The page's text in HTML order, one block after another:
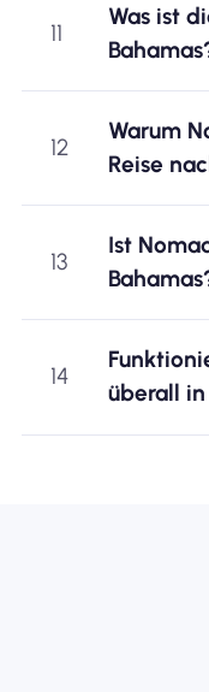
11
Was ist
12
Warum
Reise
13
Ist
14
überall in